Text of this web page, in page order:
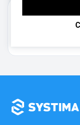
Om
software to
Maps.